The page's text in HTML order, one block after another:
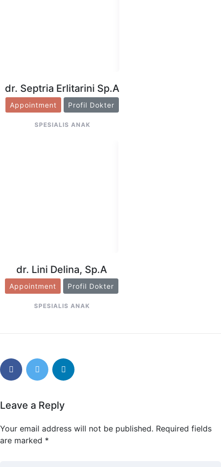
dr. Septria Erlitarini Sp.A
Appointment Profil Dokter
SPESIALIS ANAK
dr. Lini Delina, Sp.A
Appointment Profil Dokter
SPESIALIS ANAK
Leave a Reply
Your email address will not be published. Required fields
are marked *